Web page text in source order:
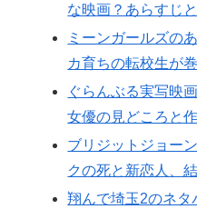
な映画？あらすじ
ミーンガールズの
カ育ちの転校生が
ぐらんぶる実写映
女優の見どころと
ブリジットジョー
クの死と新恋人、
翔んで埼玉2のネタ